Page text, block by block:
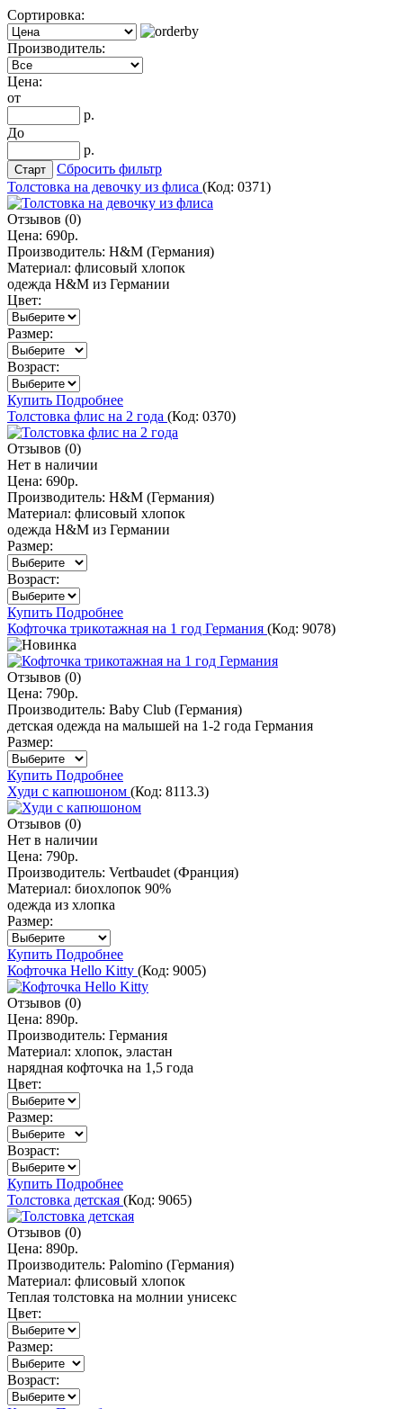
Сортировка:
Производитель:
Цена:
от
р.
До
р.
Сбросить фильтр
Толстовка на девочку из флиса (Код: 0371)
Отзывов (0)
Цена: 690р.
Производитель: H&M (Германия)
Материал: флисовый хлопок
одежда H&M из Германии
Цвет:
Размер:
Возраст:
Купить Подробнее
Толстовка флис на 2 года (Код: 0370)
Отзывов (0)
Нет в наличии
Цена: 690р.
Производитель: H&M (Германия)
Материал: флисовый хлопок
одежда H&M из Германии
Размер:
Возраст:
Купить Подробнее
Кофточка трикотажная на 1 год Германия (Код: 9078)
Отзывов (0)
Цена: 790р.
Производитель: Baby Club (Германия)
детская одежда на малышей на 1-2 года Германия
Размер:
Купить Подробнее
Худи с капюшоном (Код: 8113.3)
Отзывов (0)
Нет в наличии
Цена: 790р.
Производитель: Vertbaudet (Франция)
Материал: биохлопок 90%
одежда из хлопка
Размер:
Купить Подробнее
Кофточка Hello Kitty (Код: 9005)
Отзывов (0)
Цена: 890р.
Производитель: Германия
Материал: хлопок, эластан
нарядная кофточка на 1,5 года
Цвет:
Размер:
Возраст:
Купить Подробнее
Толстовка детская (Код: 9065)
Отзывов (0)
Цена: 890р.
Производитель: Palomino (Германия)
Материал: флисовый хлопок
Теплая толстовка на молнии унисекс
Цвет:
Размер:
Возраст: